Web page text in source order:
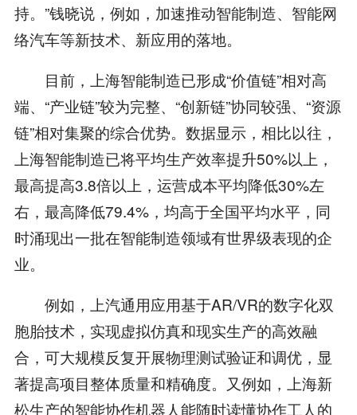
持。”钱晓说，例如，加速推动智能制造、智能网
络汽车等新技术、新应用的落地。
目前，上海智能制造已形成“价值链”相对高
端、“产业链”较为完整、“创新链”协同较强、“资源
链”相对集聚的综合优势。数据显示，相比以往，
上海智能制造已将平均生产效率提升50%以上，
最高提高3.8倍以上，运营成本平均降低30%左
右，最高降低79.4%，均高于全国平均水平，同
时涌现出一批在智能制造领域有世界级表现的企
业。
例如，上汽通用应用基于AR/VR的数字化双
胞胎技术，实现虚拟仿真和现实生产的高效融
合，可大规模反复开展物理测试验证和调优，显
著提高项目整体质量和精确度。又例如，上海新
松生产的智能协作机器人能随时读懂协作工人的